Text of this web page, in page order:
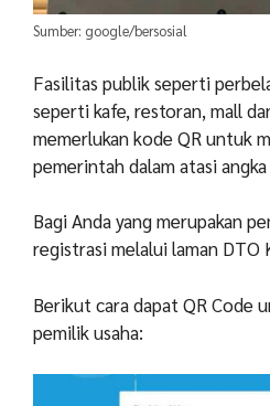
Sumber: google/bersosial
Fasilitas publik seperti
seperti kafe, restoran, mall
memerlukan kode QR untuk
pemerintah dalam atasi
Bagi Anda yang merupakan
registrasi melalui laman DTO
Berikut cara dapat QR Code
pemilik usaha: